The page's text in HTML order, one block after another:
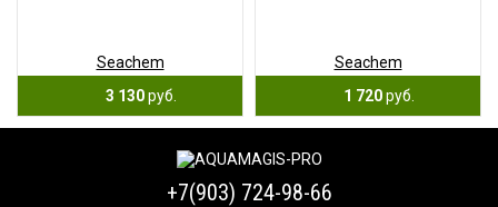
Seachem
3 130руб.
Seachem
1 720руб.
+7(903) 724-98-66